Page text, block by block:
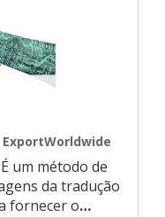
um método de
da tradução
fornecer o…